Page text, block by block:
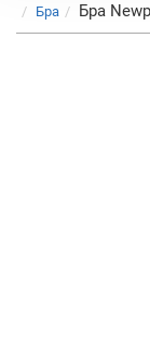
Бра Бра